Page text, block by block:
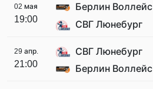
02 мая
19:00
Берлин Воллейс
СВГ Люнебург
29 апр.
21:00
СВГ Люнебург
Берлин Воллейс